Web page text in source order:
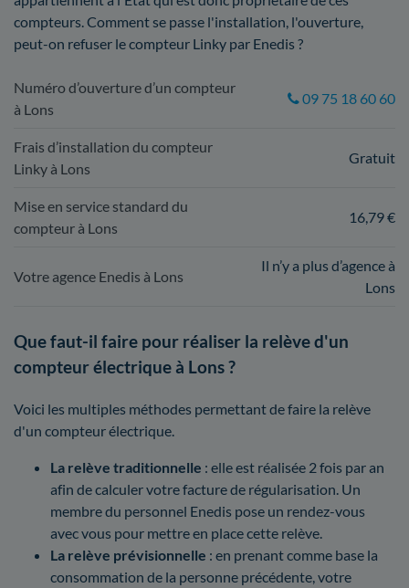
compteurs. Comment se passe l'installation, l'ouverture,
peut-on refuser le compteur Linky par Enedis ?
Numéro d’ouverture d’un compteur
à Lons
09 75 18 60 60
Frais d’installation du compteur
Linky à Lons
Gratuit
Mise en service standard du
compteur à Lons
16,79 €
Votre agence Enedis à Lons
Il n’y a plus d’agence à
Lons
Que faut-il faire pour réaliser la relève d'un
compteur électrique à Lons ?
Voici les multiples méthodes permettant de faire la relève
d'un compteur électrique.
La relève traditionnelle : elle est réalisée 2 fois par an
afin de calculer votre facture de régularisation. Un
membre du personnel Enedis pose un rendez-vous
avec vous pour mettre en place cette relève.
La relève prévisionnelle : en prenant comme base la
consommation de la personne précédente, votre